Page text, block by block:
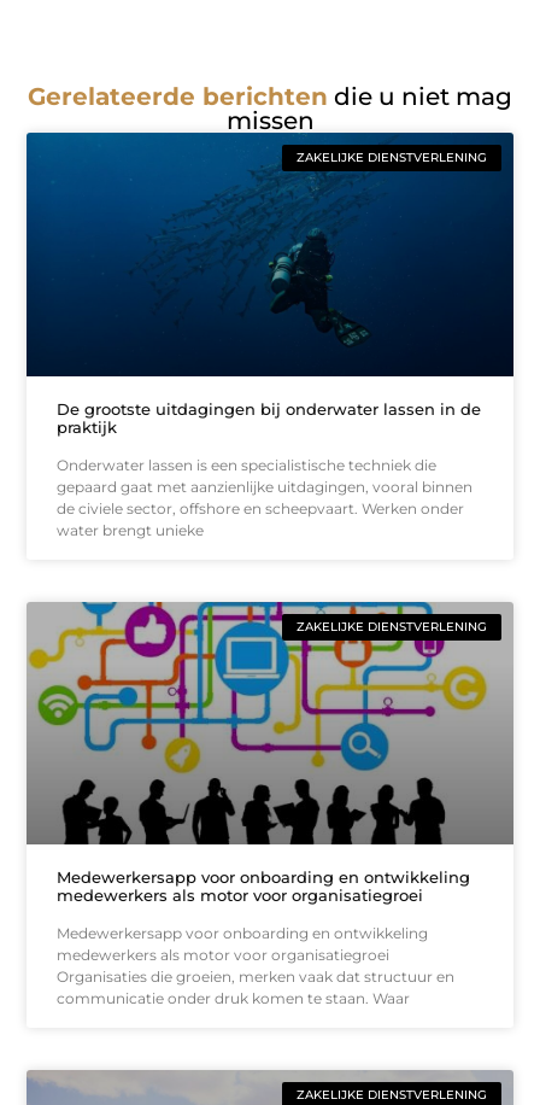
Gerelateerde berichten die u niet mag
missen
ZAKELIJKE DIENSTVERLENING
De grootste uitdagingen bij onderwater lassen in de
praktijk
Onderwater lassen is een specialistische techniek die
gepaard gaat met aanzienlijke uitdagingen, vooral binnen
de civiele sector, offshore en scheepvaart. Werken onder
water brengt unieke
ZAKELIJKE DIENSTVERLENING
Medewerkersapp voor onboarding en ontwikkeling
medewerkers als motor voor organisatiegroei
Medewerkersapp voor onboarding en ontwikkeling
medewerkers als motor voor organisatiegroei
Organisaties die groeien, merken vaak dat structuur en
communicatie onder druk komen te staan. Waar
ZAKELIJKE DIENSTVERLENING